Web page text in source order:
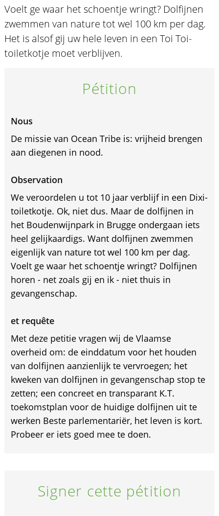
Voelt ge waar het schoentje wringt? Dolfijnen
zwemmen van nature tot wel 100 km per dag.
Het is alsof gij uw hele leven in een Toi Toi-
toiletkotje moet verblijven.
Pétition
Nous
De missie van Ocean Tribe is: vrijheid brengen
aan diegenen in nood.
Observation
We veroordelen u tot 10 jaar verblijf in een Dixi-
toiletkotje. Ok, niet dus. Maar de dolfijnen in
het Boudenwijnpark in Brugge ondergaan iets
heel gelijkaardigs. Want dolfijnen zwemmen
eigenlijk van nature tot wel 100 km per dag.
Voelt ge waar het schoentje wringt? Dolfijnen
horen - net zoals gij en ik - niet thuis in
gevangenschap.
et requête
Met deze petitie vragen wij de Vlaamse
overheid om: de einddatum voor het houden
van dolfijnen aanzienlijk te vervroegen; het
kweken van dolfijnen in gevangenschap stop te
zetten; een concreet en transparant K.T.
toekomstplan voor de huidige dolfijnen uit te
werken Beste parlementariër, het leven is kort.
Probeer er iets goed mee te doen.
Signer cette pétition